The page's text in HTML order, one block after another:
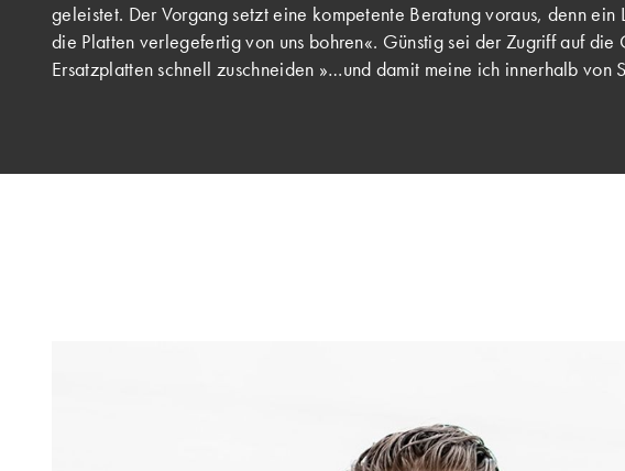
geleistet. Der Vorgang setzt eine kompetente Beratung voraus, denn
die Platten verlegefertig von uns bohren«. Günstig sei der Zugriff auf
Ersatzplatten schnell zuschneiden »…und damit meine ich innerhalb von